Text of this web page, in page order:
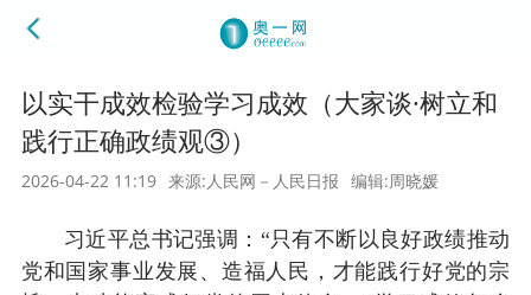
以实干成效检验学习成效（大家谈·树立和
践行正确政绩观③）
2026-04-22 11:19 来源:人民网－人民日报 编辑:周晓媛
习近平总书记强调：“只有不断以良好政绩推动
党和国家事业发展、造福人民，才能践行好党的宗